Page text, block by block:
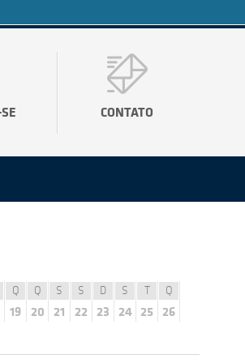
CONTATO
Q
19
Q
20
S
21
S
22
D
23
S
24
T
25
Q
26